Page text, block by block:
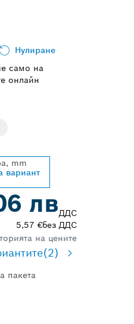
Нулиране
само на
онлайн
mm
пакета
вариант
лвДДС
5,57 €без ДДС
на цените
(2)